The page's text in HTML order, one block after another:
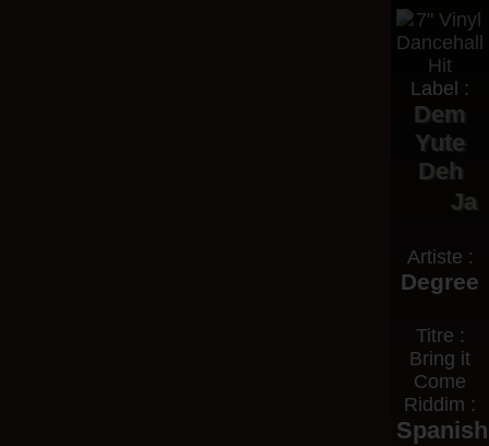
Label :
Dem
Yute
Deh
Ja
Artiste :
Degree
Titre :
Bring it
Come
Riddim :
Spanish